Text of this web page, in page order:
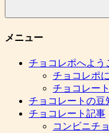
メニュー
チョコレポへよう
チョコレポ
チョコレー
チョコレートの豆
チョコレート記事
コンビニチ